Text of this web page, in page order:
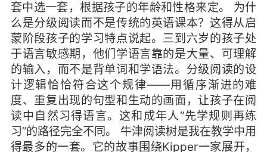
套中选一套，根据孩子的年龄和性格来定。 为什
么是分级阅读而不是传统的英语课本？这得从启
蒙阶段孩子的学习特点说起。三到六岁的孩子处
于语言敏感期，他们学语言靠的是大量、可理解
的输入，而不是背单词和学语法。分级阅读的设
计逻辑恰恰符合这个规律——用循序渐进的难
度、重复出现的句型和生动的画面，让孩子在阅
读中自然习得语言。这和成年人“先学规则再练
习”的路径完全不同。 牛津阅读树是我在教学中用
得最多的一套。它的故事围绕Kipper一家展开，